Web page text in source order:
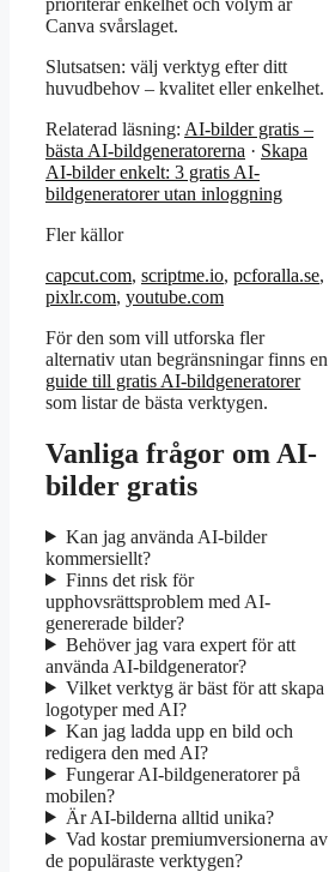
Canva svårslaget.
Slutsatsen: välj verktyg efter ditt
huvudbehov – kvalitet eller enkelhet.
Relaterad läsning: AI-bilder gratis –
bästa AI-bildgeneratorerna · Skapa
AI-bilder enkelt: 3 gratis AI-
bildgeneratorer utan inloggning
Fler källor
capcut.com, scriptme.io, pcforalla.se,
pixlr.com, youtube.com
För den som vill utforska fler
alternativ utan begränsningar finns en
guide till gratis AI-bildgeneratorer
som listar de bästa verktygen.
Vanliga frågor om AI-
bilder gratis
Kan jag använda AI-bilder
kommersiellt?
Finns det risk för
upphovsrättsproblem med AI-
genererade bilder?
Behöver jag vara expert för att
använda AI-bildgenerator?
Vilket verktyg är bäst för att skapa
logotyper med AI?
Kan jag ladda upp en bild och
redigera den med AI?
Fungerar AI-bildgeneratorer på
mobilen?
Är AI-bilderna alltid unika?
Vad kostar premiumversionerna av
de populäraste verktygen?